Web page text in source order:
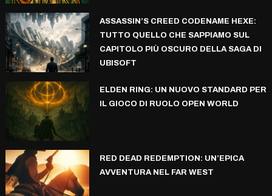
ASSASSIN’S CREED CODENAME HEXE:
TUTTO QUELLO CHE SAPPIAMO SUL
CAPITOLO PIÙ OSCURO DELLA SAGA DI
UBISOFT
ELDEN RING: UN NUOVO STANDARD PER
IL GIOCO DI RUOLO OPEN WORLD
RED DEAD REDEMPTION: UN’EPICA
AVVENTURA NEL FAR WEST